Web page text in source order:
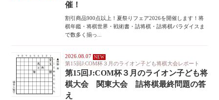
催！
割引商品900点以上！夏祭りフェア2026を開催します！将
棋年鑑・将棋世界・戦術書・詰将棋・詰将棋パラダイスま
で数多く揃っ...
2026.08.07
第15回J:COM杯３月のライオン子ども将棋大会レポート
第15回J:COM杯３月のライオン子ども将
棋大会 関東大会 詰将棋最終問題の答
え